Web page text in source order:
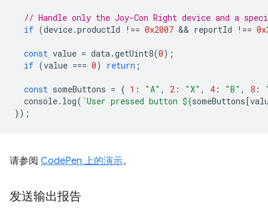
// Handle only the Joy-Con Right device and a
if (device.productId !== 0x2007 && reportId !==
const value = data.getUint8(0);
if (value === 0) return ;
const someButtons = { 1 : "A" , 2 : "X" , 4 : "B" , 8 :
console. log( `User pressed button ${someButtons[
});
请参阅 CodePen 上的演示。
发送输出报告